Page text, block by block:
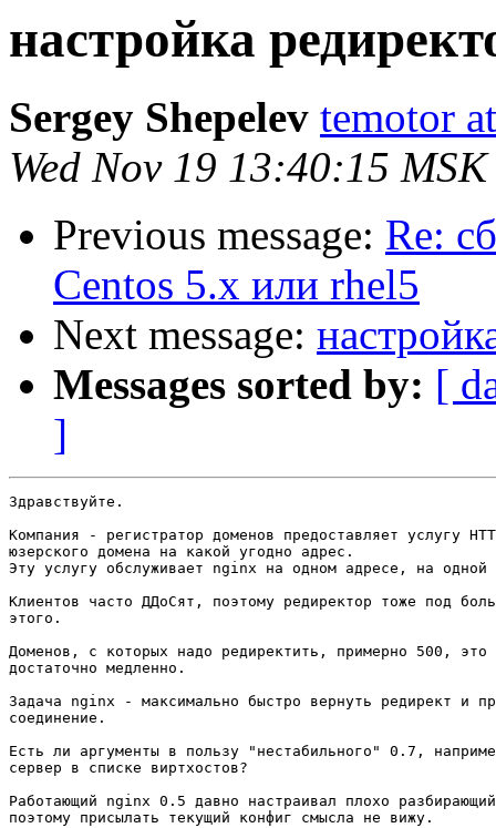
настройка
Sergey Shepelev temotor
Wed Nov 19 13:40:15
Previous message: Re:
Centos 5.x или rhel5
Next message:
Messages sorted by: [
]
Здравствуйте.
Компания - регистратор доменов предоставляет услугу
юзерского домена на какой угодно адрес.
Эту услугу обслуживает nginx на одном адресе, на одной
Клиентов часто ДДоСят, поэтому редиректор тоже под
этого.
Доменов, с которых надо редиректить, примерно 500,
достаточно медленно.
Задача nginx - максимально быстро вернуть редирект и
соединение.
Есть ли аргументы в пользу "нестабильного" 0.7,
сервер в списке виртхостов?
Работающий nginx 0.5 давно настраивал плохо
поэтому присылать текущий конфиг смысла не вижу.